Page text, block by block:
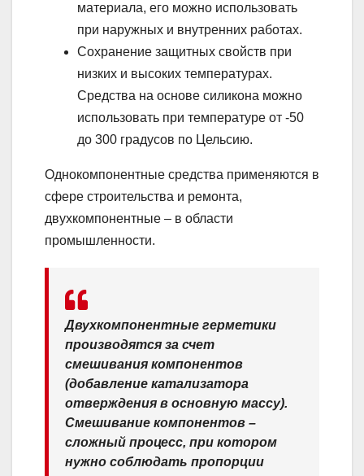
материала, его можно использовать
при наружных и внутренних работах.
Сохранение защитных свойств при
низких и высоких температурах.
Средства на основе силикона можно
использовать при температуре от -50
до 300 градусов по Цельсию.
Однокомпонентные средства применяются в
сфере строительства и ремонта,
двухкомпонентные – в области
промышленности.
Двухкомпонентные герметики
производятся за счет
смешивания компонентов
(добавление катализатора
отверждения в основную массу).
Смешивание компонентов –
сложный процесс, при котором
нужно соблюдать пропорции